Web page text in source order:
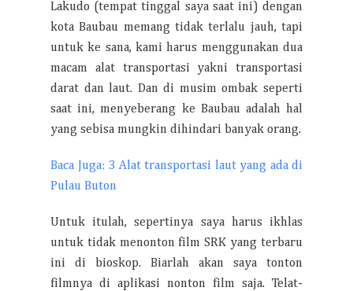
Lakudo (tempat tinggal saya saat ini) dengan
kota Baubau memang tidak terlalu jauh, tapi
untuk ke sana, kami harus menggunakan dua
macam alat transportasi yakni transportasi
darat dan laut. Dan di musim ombak seperti
saat ini, menyeberang ke Baubau adalah hal
yang sebisa mungkin dihindari banyak orang.
Baca Juga: 3 Alat transportasi laut yang ada di
Pulau Buton
Untuk itulah, sepertinya saya harus ikhlas
untuk tidak menonton film SRK yang terbaru
ini di bioskop. Biarlah akan saya tonton
filmnya di aplikasi nonton film saja. Telat-